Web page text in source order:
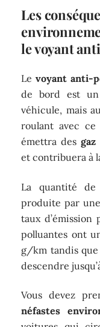
Les
le voyant
Levoyant anti-
de bord est un
véhicule, mais
roulant avec ce
émettra des
et contribuera à
La quantité de
produite par
taux d’émission
polluantes ont
g/km tandis que
descendre
Vous devez
néfastes